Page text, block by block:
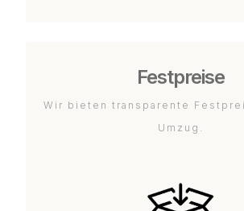
Festpreise
Wir bieten transparente
Umzug.